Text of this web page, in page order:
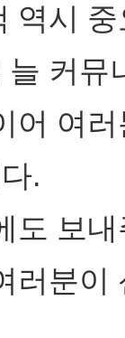
역시
커
어 여
.
도 보
러분